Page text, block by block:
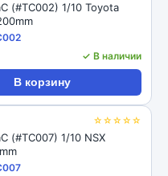
(#TC002) 1/10 Toyota
✓ В наличии
В корзину
☆☆☆☆☆
(#TC007) 1/10 NSX